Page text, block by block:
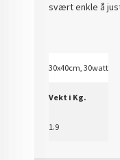
svært enkle å
30x40cm, 30watt
Vekt i Kg.
1.9